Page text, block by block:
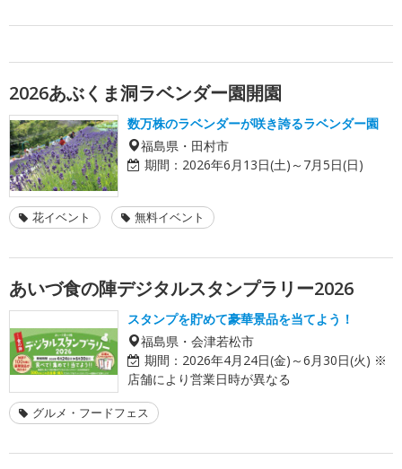
2026あぶくま洞ラベンダー園開園
数万株のラベンダーが咲き誇るラベンダー園
福島県・田村市
期間： 2026年6月13日(土)～7月5日(日)
花イベント 無料イベント
あいづ食の陣デジタルスタンプラリー2026
スタンプを貯めて豪華景品を当てよう！
福島県・会津若松市
期間： 2026年4月24日(金)～6月30日(火) ※
店舗により営業日時が異なる
グルメ・フードフェス